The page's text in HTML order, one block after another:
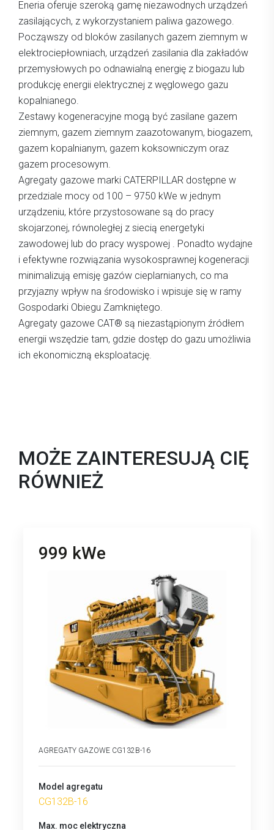
Eneria oferuje szeroką gamę niezawodnych urządzeń
zasilających, z wykorzystaniem paliwa gazowego.
Począwszy od bloków zasilanych gazem ziemnym w
elektrociepłowniach, urządzeń zasilania dla zakładów
przemysłowych po odnawialną energię z biogazu lub
produkcję energii elektrycznej z węglowego gazu
kopalnianego.
Zestawy kogeneracyjne mogą być zasilane gazem
ziemnym, gazem ziemnym zaazotowanym, biogazem,
gazem kopalnianym, gazem koksowniczym oraz
gazem procesowym.
Agregaty gazowe marki CATERPILLAR dostępne w
przedziale mocy od 100 – 9750 kWe w jednym
urządzeniu, które przystosowane są do pracy
skojarzonej, równoległej z siecią energetyki
zawodowej lub do pracy wyspowej . Ponadto wydajne
i efektywne rozwiązania wysokosprawnej kogeneracji
minimalizują emisję gazów cieplarnianych, co ma
przyjazny wpływ na środowisko i wpisuje się w ramy
Gospodarki Obiegu Zamkniętego.
Agregaty gazowe CAT® są niezastąpionym źródłem
energii wszędzie tam, gdzie dostęp do gazu umożliwia
ich ekonomiczną eksploatację.
MOŻE ZAINTERESUJĄ CIĘ
RÓWNIEŻ
999 kWe
AGREGATY GAZOWE CG132B-16
Model agregatu
CG132B-16
Max. moc elektryczna